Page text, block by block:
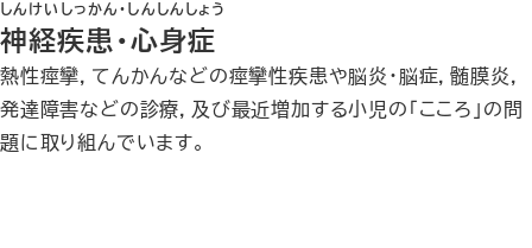
神経疾患・心身症
しんけいしっかん・しんしんしょう
熱性痙攣，てんかんなどの痙攣性疾患や脳炎・脳症，髄膜炎，
発達障害などの診療，及び最近増加する小児の「こころ」の問
題に取り組んでいます。